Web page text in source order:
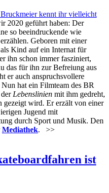
kennt ihr vielleicht
2020 geführt haben: Der
so beeindruckende wie
Geboren mit einer
Kind auf ein Internat für
ihn schon immer fasziniert,
das für ihn zur Befreiung aus
er auch anspruchsvollere
hat ein Filmteam des BR
Lebenslinien mit ihm gedreht,
gezeigt wird. Er erzält von einer
Jugend mit
durch Sport und Musik. Den
Mediathek. >>
ist